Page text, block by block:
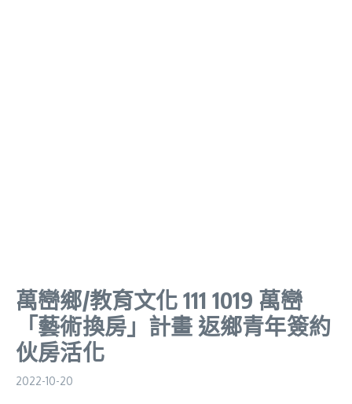
萬巒鄉/教育文化 111 1019 萬巒
「藝術換房」計畫 返鄉青年簽約
伙房活化
2022-10-20